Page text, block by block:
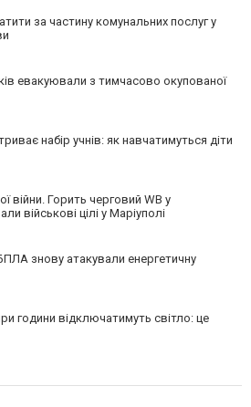
за частину комунальних послуг у
евакуювали з тимчасово окупованої
набір учнів: як навчатимуться діти
війни. Горить черговий WB у
військові цілі у Маріуполі
знову атакували енергетичну
години відключатимуть світло: це